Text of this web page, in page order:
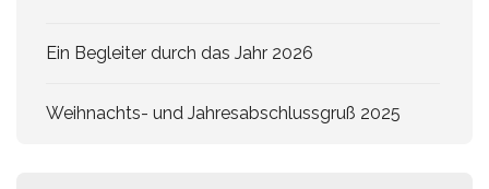
Ein Begleiter durch das Jahr 2026
Weihnachts- und Jahresabschlussgruß 2025